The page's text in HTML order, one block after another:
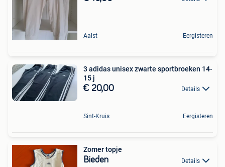
Aalst Eergisteren
3 adidas unisex zwarte sportbroeken 14-
15 j
€ 20,00 Details
Sint-Kruis Eergisteren
Zomer topje
Bieden Details